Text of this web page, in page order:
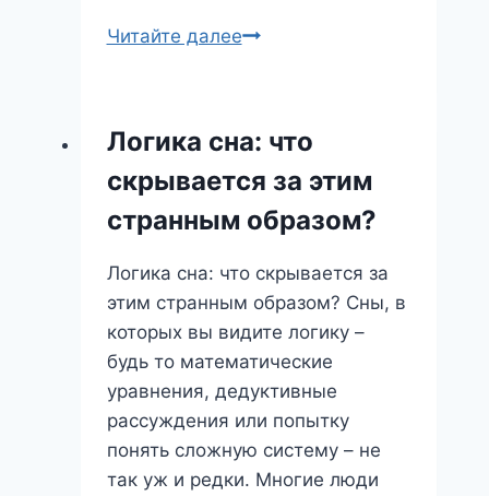
Читайте далееСон
гармонии
или
скрытые
тревоги?
Логика сна: что
скрывается за этим
странным образом?
Логика сна: что скрывается за
этим странным образом? Сны, в
которых вы видите логику –
будь то математические
уравнения, дедуктивные
рассуждения или попытку
понять сложную систему – не
так уж и редки. Многие люди